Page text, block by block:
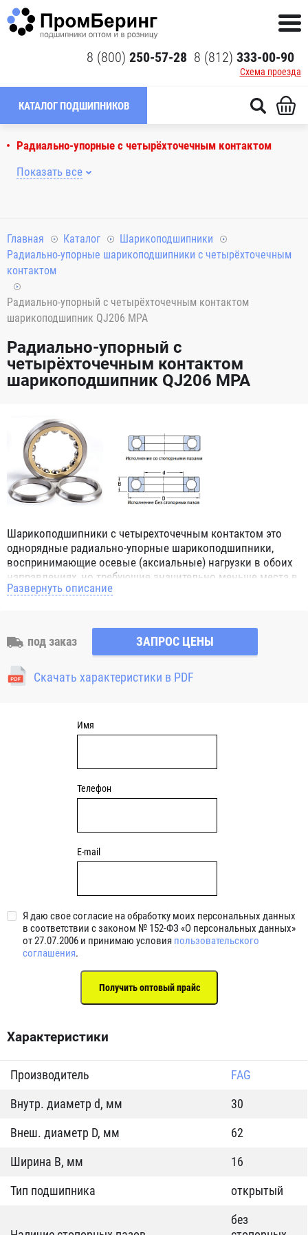
8 (800) 250-57-28 8 (812) 333-00-90
Схема проезда
КАТАЛОГ ПОДШИПНИКОВ
Радиально-упорные с четырёхточечным контактом
Показать все
Главная Каталог
Шарикоподшипники
Радиально-упорные шарикоподшипники с четырёхточечным
контактом
Радиально-упорный с четырёхточечным контактом
шарикоподшипник QJ206 MPA
Радиально-упорный с
четырёхточечным контактом
шарикоподшипник QJ206 MPA
Шарикоподшипники с четырехточечным контактом это
однорядные радиально-упорные шарикоподшипники,
воспринимающие осевые (аксиальные) нагрузки в обоих
направлениях, но требующие значительно меньше места в
корпусе в осевом направлении, чем конструкции с двумя
сепаратор из латуни или полиамида с телами качения
(шариками) Половинки внутреннего кольца не являются
взаимозаменяемыми с такими же кольцами от другого
подшипника с четырех-точечным контактом. Наружное
Развернуть описание
под заказ ЗАПРОС ЦЕНЫ
Скачать характеристики в PDF
Имя
Телефон
E-mail
Я даю свое согласие на обработку моих персональных данных
в соответствии с законом № 152-ФЗ «О персональных данных»
от 27.07.2006 и принимаю условия пользовательского
соглашения.
Характеристики
Производитель
FAG
Внутр. диаметр d, мм
30
Внеш. диаметр D, мм
62
Ширина B, мм
16
Тип подшипника
открытый
без